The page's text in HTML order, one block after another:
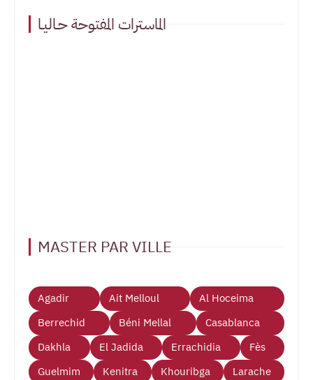
الماسترات المفتوحة حـاليـا
MASTER PAR VILLE
Agadir Ait Melloul
Al Hoceima
Berrechid
Béni Mellal
Casablanca
Dakhla
El Jadida Errachidia
Fès
Guelmim
Kenitra Khouribga
Larache